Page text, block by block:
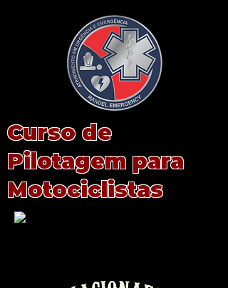
Curso de
Pilotagem para
Motociclistas